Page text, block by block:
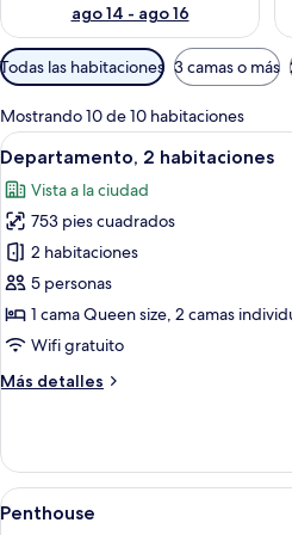
ago 14 - ago 16
Filtros
disponibles
para
las
habitaciones
Todas las habitaciones 3 camas o más
Mostrando 10 de 10 habitaciones
Abrir
todas
las
fotos
de
Departamento,
2
habitaciones
7
Departamento, 2 habitaciones
Vista a la ciudad
753 pies cuadrados
2 habitaciones
5 personas
1 cama Queen size, 2 camas
Wifi gratuito
Más detalles
Más
2
habitaciones
Abrir
todas
4
Penthouse